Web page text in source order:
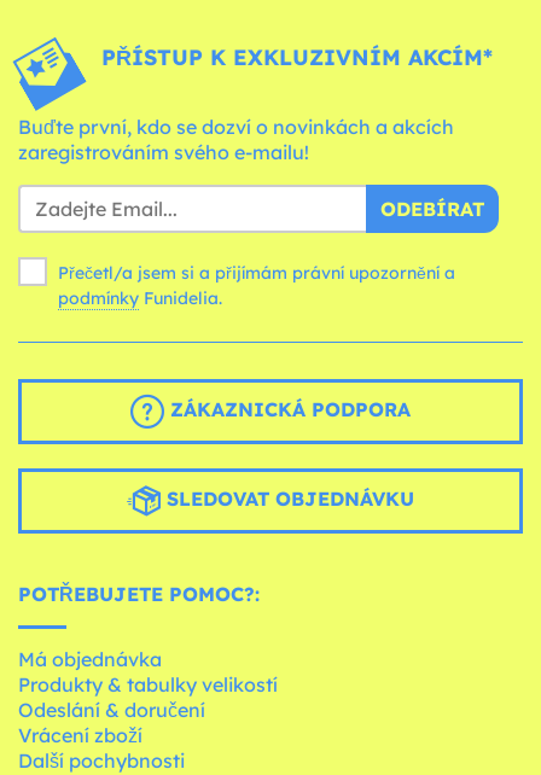
PŘÍSTUP K EXKLUZIVNÍM AKCÍM*
Buďte první, kdo se dozví o novinkách a akcích
zaregistrováním svého e-mailu!
ODEBÍRAT
Přečetl/a jsem si a přijímám právní upozornění a
podmínky Funidelia.
ZÁKAZNICKÁ PODPORA
SLEDOVAT OBJEDNÁVKU
POTŘEBUJETE POMOC?:
Má objednávka
Produkty & tabulky velikostí
Odeslání & doručení
Vrácení zboží
Další pochybnosti